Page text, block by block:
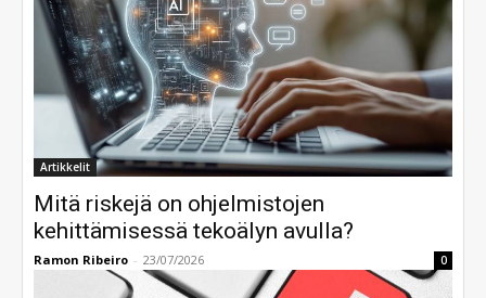
Artikkelit
Mitä riskejä on ohjelmistojen
kehittämisessä tekoälyn avulla?
Ramon Ribeiro - 23/07/2026 0